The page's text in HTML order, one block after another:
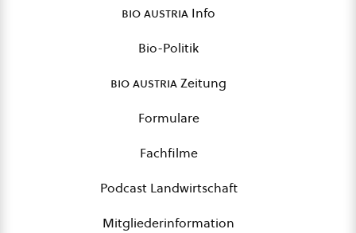
bio austria Info
Bio-Politik
bio austriaZeitung
Formulare
Fachfilme
Podcast Landwirtschaft
Mitgliederinformation